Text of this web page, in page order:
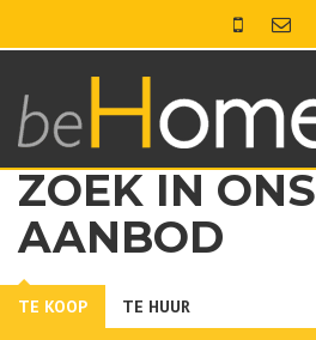
ZOEK IN ONS
AANBOD
TE KOOP TE HUUR